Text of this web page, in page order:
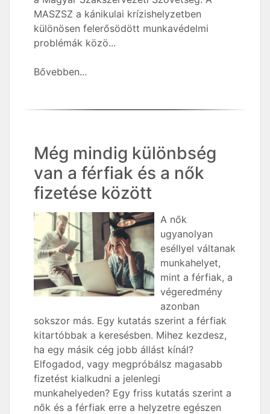
MASZSZ a kánikulai krízishelyzetben
különösen felerősödött munkavédelmi
problémák közö...
Bővebben...
Még mindig különbség
van a férfiak és a nők
fizetése között
A nők
ugyanolyan
eséllyel váltanak
munkahelyet,
mint a férfiak, a
végeredmény
azonban
sokszor más. Egy kutatás szerint a férfiak
kitartóbbak a keresésben. Mihez kezdesz,
ha egy másik cég jobb állást kínál?
Elfogadod, vagy megpróbálsz magasabb
fizetést kialkudni a jelenlegi
munkahelyeden? Egy friss kutatás szerint a
nők és a férfiak erre a helyzetre egészen